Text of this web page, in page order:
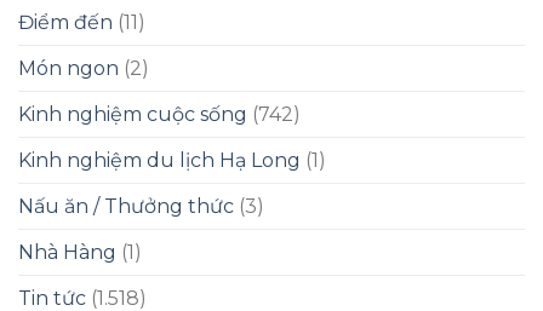
Điểm đến (11)
Món ngon (2)
Kinh nghiệm cuộc sống (742)
Kinh nghiệm du lịch Hạ Long (1)
Nấu ăn / Thưởng thức (3)
Nhà Hàng (1)
Tin tức (1.518)